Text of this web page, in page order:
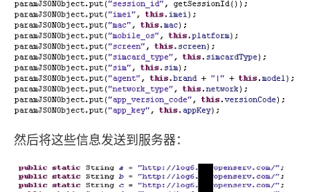
然后将这些信息发送到服务器：